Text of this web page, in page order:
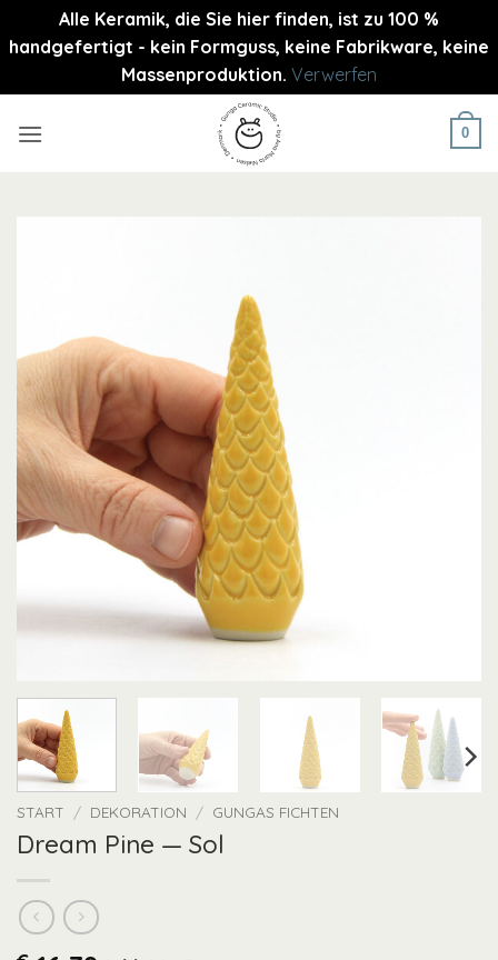
Alle Keramik, die Sie hier finden, ist zu 100 %
handgefertigt - kein Formguss, keine Fabrikware, keine
Massenproduktion. Verwerfen
Inhalt
0
START / DEKORATION / GUNGAS FICHTEN
Dream Pine — Sol